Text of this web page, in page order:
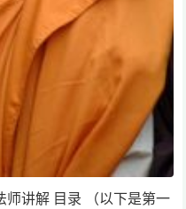
师讲解 目录 （以下是第一